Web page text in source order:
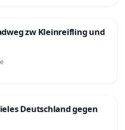
zw Kleinreifling und
Deutschland gegen